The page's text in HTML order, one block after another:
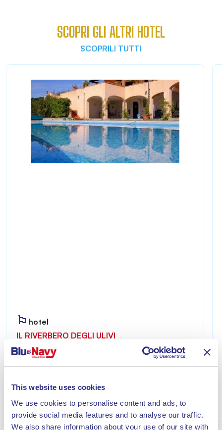
This website uses cookies
We use cookies to personalise content and ads, to
provide social media features and to analyse our traffic.
We also share information about your use of our site with
SCOPRI GLI ALTRI HOTEL
SCOPRILI TUTTI
hotel
IL RIVERBERO DEGLI ULIVI
Riverbero degli Ulivi è accogliente e riservato,
all’insegna del relax a pochi minuti dal mare di
Lacona.
Scopri